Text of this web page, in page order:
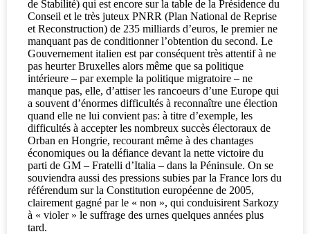
de Stabilité) qui est encore sur la table de la Présidence du
Conseil et le très juteux PNRR (Plan National de Reprise
et Reconstruction) de 235 milliards d’euros, le premier ne
manquant pas de conditionner l’obtention du second. Le
Gouvernement italien est par conséquent très attentif à ne
pas heurter Bruxelles alors même que sa politique
intérieure – par exemple la politique migratoire – ne
manque pas, elle, d’attiser les rancoeurs d’une Europe qui
a souvent d’énormes difficultés à reconnaître une élection
quand elle ne lui convient pas: à titre d’exemple, les
difficultés à accepter les nombreux succès électoraux de
Orban en Hongrie, recourant même à des chantages
économiques ou la défiance devant la nette victoire du
parti de GM – Fratelli d’Italia – dans la Péninsule. On se
souviendra aussi des pressions subies par la France lors du
référendum sur la Constitution européenne de 2005,
clairement gagné par le « non », qui conduisirent Sarkozy
à « violer » le suffrage des urnes quelques années plus
tard.